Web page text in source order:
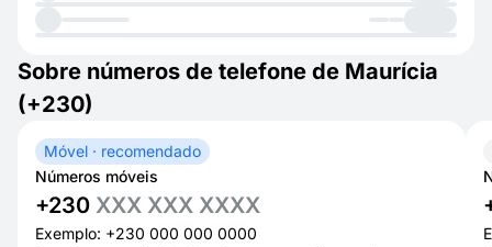
Sobre números de telefone de Maurícia
(+230)
Móvel · recomendado
Números móveis
+230 XXX XXX XXXX
Exemplo: +230 000 000 0000